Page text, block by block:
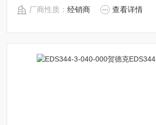
厂商性质：经销商 查看详情